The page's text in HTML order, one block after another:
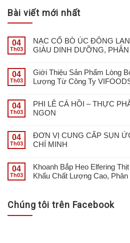
Bài viết mới nhất
04
Th03
NẠC CỔ BÒ ÚC ĐÔNG
GIÀU DINH DƯỠNG,
04
Th03
Giới Thiệu Sản Phẩm Lòng
Lượng Từ Công Ty
04
Th03
PHI LÊ CÁ HỒI – THỰC
NGON
04
Th03
ĐƠN VỊ CUNG CẤP SỤN
CHÍ MINH
04
Th03
Khoanh Bắp Heo Elfering
Khẩu Chất Lượng Cao, Phân
Chúng tôi trên Facebook